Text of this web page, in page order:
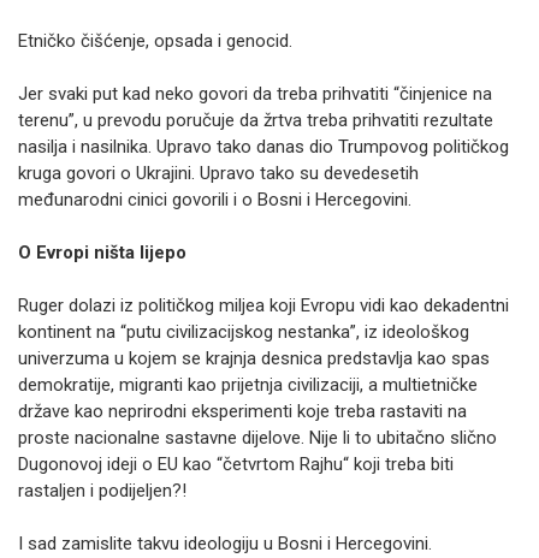
Etničko čišćenje, opsada i genocid.
Jer svaki put kad neko govori da treba prihvatiti “činjenice na
terenu”, u prevodu poručuje da žrtva treba prihvatiti rezultate
nasilja i nasilnika. Upravo tako danas dio Trumpovog političkog
kruga govori o Ukrajini. Upravo tako su devedesetih
međunarodni cinici govorili i o Bosni i Hercegovini.
O Evropi ništa lijepo
Ruger dolazi iz političkog miljea koji Evropu vidi kao dekadentni
kontinent na “putu civilizacijskog nestanka”, iz ideološkog
univerzuma u kojem se krajnja desnica predstavlja kao spas
demokratije, migranti kao prijetnja civilizaciji, a multietničke
države kao neprirodni eksperimenti koje treba rastaviti na
proste nacionalne sastavne dijelove. Nije li to ubitačno slično
Dugonovoj ideji o EU kao “četvrtom Rajhu“ koji treba biti
rastaljen i podijeljen?!
I sad zamislite takvu ideologiju u Bosni i Hercegovini.